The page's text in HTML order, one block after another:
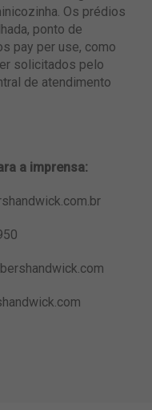
Os prédios
ponto de
pay per use, como
solicitados pelo
de atendimento
a imprensa: